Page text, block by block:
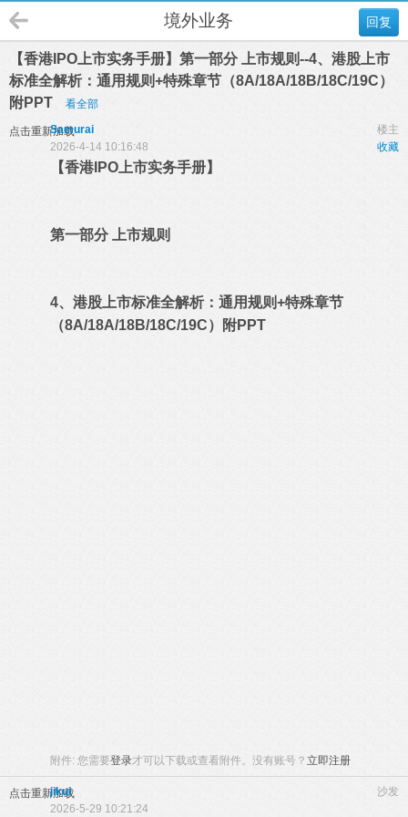
回复
境外业务
【香港IPO上市实务手册】第一部分 上市规则--4、港股上市
标准全解析：通用规则+特殊章节（8A/18A/18B/18C/19C）
附PPT
看全部
点击重新加载 楼主
Samurai
收藏
2026-4-14 10:16:48
【香港IPO上市实务手册】
第一部分 上市规则
4、港股上市标准全解析：通用规则+特殊章节
（8A/18A/18B/18C/19C）附PPT
附件: 您需要登录才可以下载或查看附件。没有账号？ 立即注册
点击重新加载 沙发
jikui
2026-5-29 10:21:24